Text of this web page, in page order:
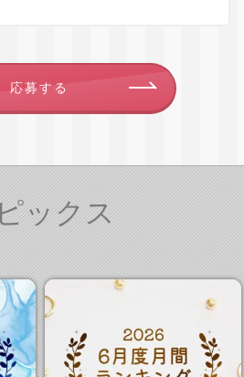
応募する
ックス